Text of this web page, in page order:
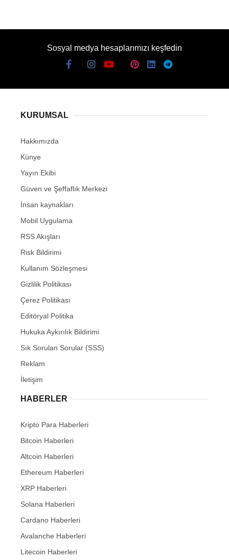
Sosyal medya hesaplarımızı keşfedin
KURUMSAL
Hakkımızda
Künye
Yayın Ekibi
Güven ve Şeffaflık Merkezi
İnsan kaynakları
Mobil Uygulama
RSS Akışları
Risk Bildirimi
Kullanım Sözleşmesi
Gizlilik Politikası
Çerez Politikası
Editöryal Politika
Hukuka Aykırılık Bildirimi
Sık Sorulan Sorular (SSS)
Reklam
İletişim
HABERLER
Kripto Para Haberleri
Bitcoin Haberleri
Altcoin Haberleri
Ethereum Haberleri
XRP Haberleri
Solana Haberleri
Cardano Haberleri
Avalanche Haberleri
Litecoin Haberleri